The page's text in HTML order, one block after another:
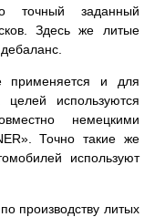
точный заданный
Здесь же литые
применяется и для
используются
немецкими
Точно такие же
используют
производству литых